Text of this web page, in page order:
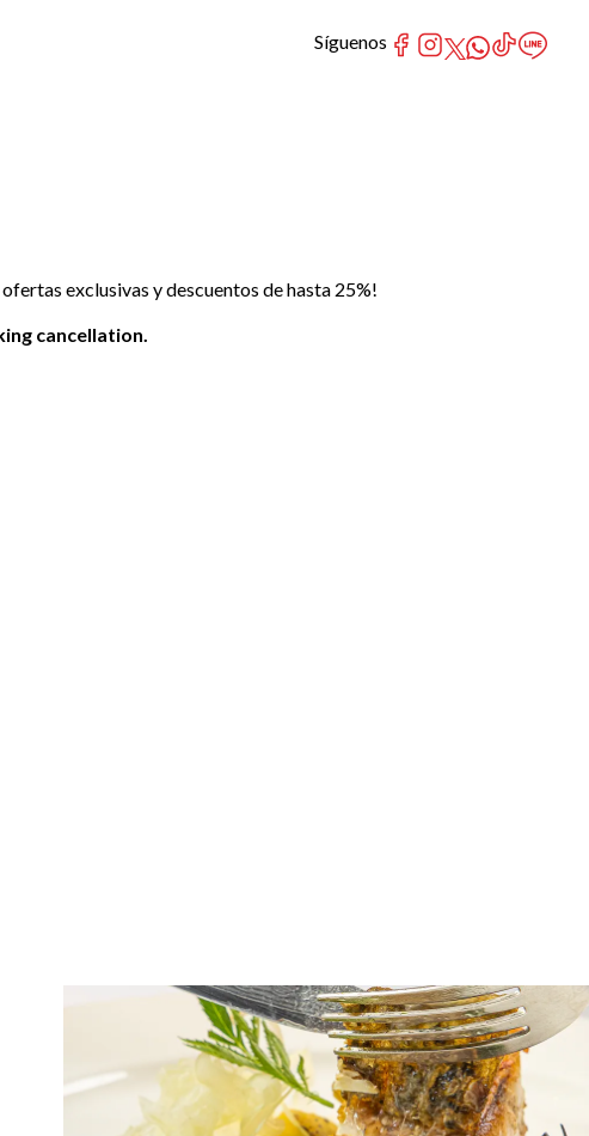
exclusivas y descuentos de hasta 25%!
cancellation.
Síguenos